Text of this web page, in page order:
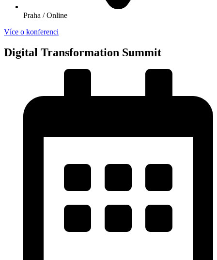
Praha / Online
Více o konferenci
Digital Transformation Summit